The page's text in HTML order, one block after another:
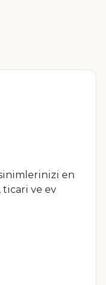
en
ticari ve ev